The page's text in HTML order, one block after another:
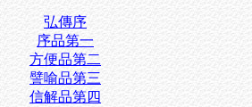
弘傳序
序品第一
方便品第二
譬喻品第三
信解品第四